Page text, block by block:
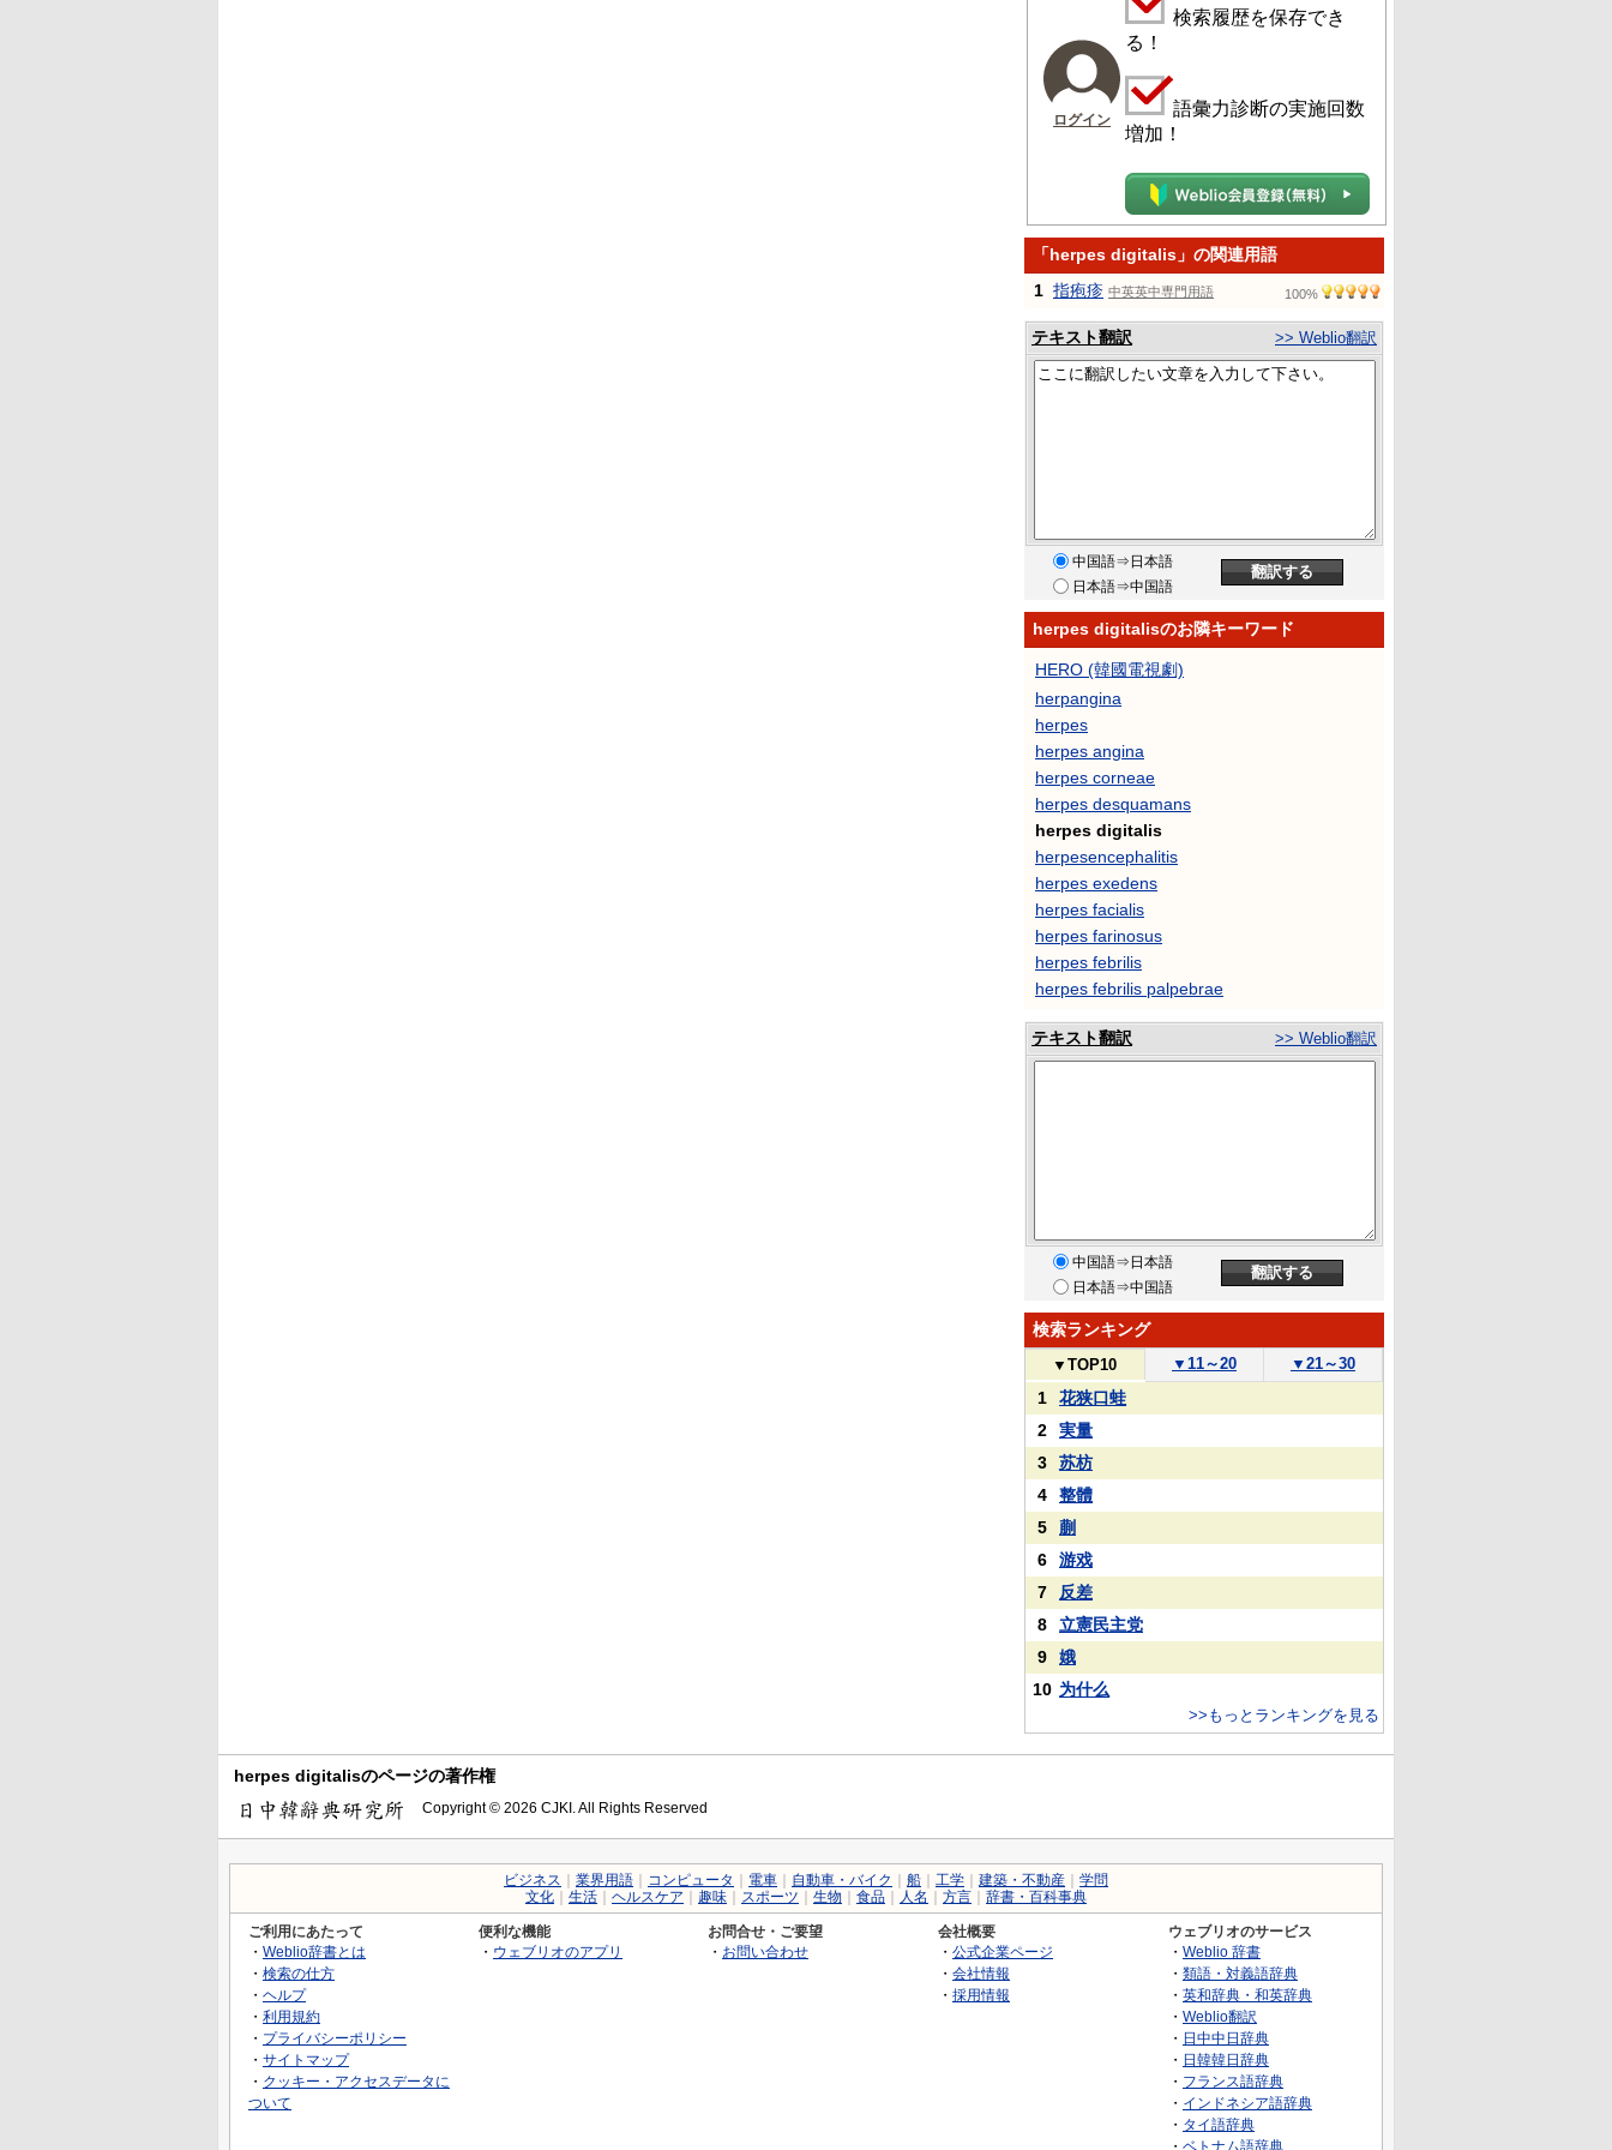
ログイン
検索履歴を保存でき
る！
語彙力診断の実施回数
増加！
「herpes digitalis」の関連用語
1 指疱疹 中英英中専門用語 100%
テキスト翻訳 >> Weblio翻訳
中国語⇒日本語
日本語⇒中国語
herpes digitalisのお隣キーワード
HERO (韓國電視劇)
herpangina
herpes
herpes angina
herpes corneae
herpes desquamans
herpes digitalis
herpesencephalitis
herpes exedens
herpes facialis
herpes farinosus
herpes febrilis
herpes febrilis palpebrae
テキスト翻訳 >> Weblio翻訳
中国語⇒日本語
日本語⇒中国語
検索ランキング
▼ TOP10 ▼ 11～20 ▼ 21～30
1
花狭口蛙
2
実量
3
苏枋
4
整體
5
蒯
6
游戏
7
反差
8
立憲民主党
9
娥
10 为什么
>>もっとランキングを見る
herpes digitalisのページの著作権
Copyright © 2026 CJKI. All Rights Reserved
ビジネス 業界用語 コンピュータ 電車 自動車・バイク 船 工学 建築・不動産
学問
文化
生活 ヘルスケア 趣味 スポーツ 生物 食品 人名 方言 辞書・百科事典
ご利用にあたって
・ Weblio辞書とは
・ 検索の仕方
・ ヘルプ
・ 利用規約
・ プライバシーポリシー
・ サイトマップ
・ クッキー・アクセスデータに
ついて
便利な機能
・ ウェブリオのアプリ
お問合せ・ご要望
・ お問い合わせ
会社概要
・ 公式企業ページ
・ 会社情報
・ 採用情報
ウェブリオのサービス
・ Weblio 辞書
・ 類語・対義語辞典
・ 英和辞典・和英辞典
・ Weblio翻訳
・ 日中中日辞典
・ 日韓韓日辞典
・ フランス語辞典
・ インドネシア語辞典
・ タイ語辞典
・ ベトナム語辞典